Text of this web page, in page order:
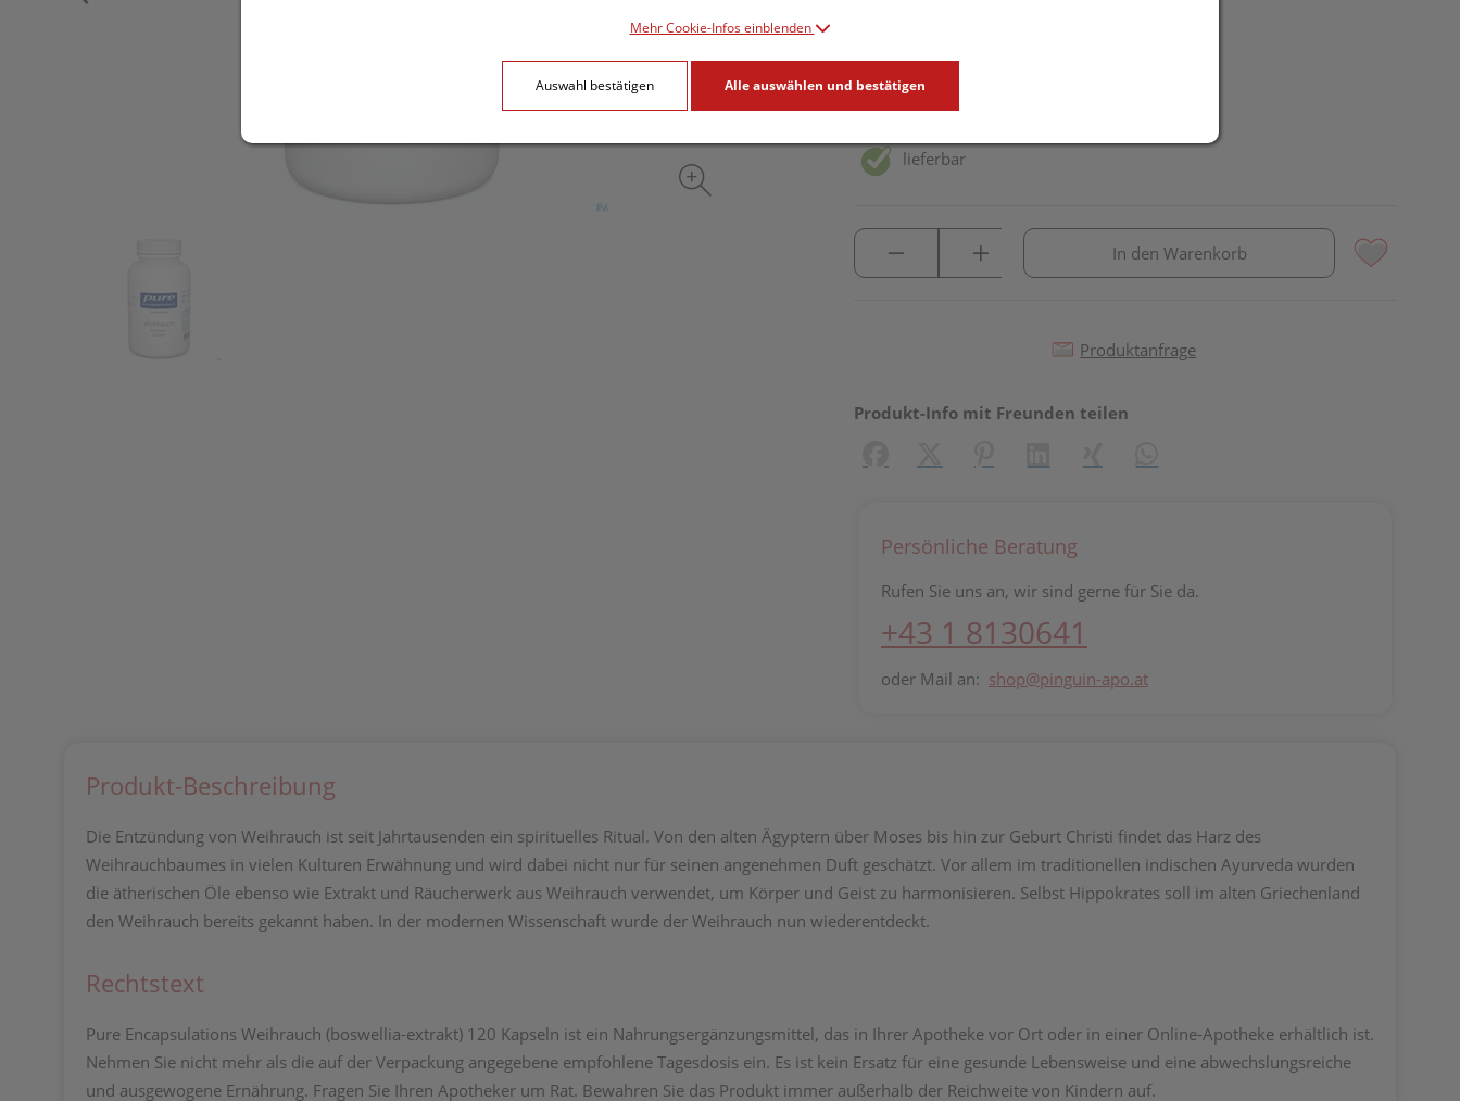
lieferbar
In den Warenkorb
Produktanfrage
Produkt-Info mit Freunden teilen
Persönliche Beratung
Rufen Sie uns an, wir sind gerne für Sie da.
+43 1 8130641
oder Mail an: shop@pinguin-apo.at
Produkt-Beschreibung
Die Entzündung von Weihrauch ist seit Jahrtausenden ein spirituelles Ritual. Von den alten Ägyptern über Moses bis hin zur Geburt Christi findet das Harz des
Weihrauchbaumes in vielen Kulturen Erwähnung und wird dabei nicht nur für seinen angenehmen Duft geschätzt. Vor allem im traditionellen indischen Ayurveda wurden
die ätherischen Öle ebenso wie Extrakt und Räucherwerk aus Weihrauch verwendet, um Körper und Geist zu harmonisieren. Selbst Hippokrates soll im alten Griechenland
den Weihrauch bereits gekannt haben. In der modernen Wissenschaft wurde der Weihrauch nun wiederentdeckt.
Rechtstext
Pure Encapsulations Weihrauch (boswellia-extrakt) 120 Kapseln ist ein Nahrungsergänzungsmittel, das in Ihrer Apotheke vor Ort oder in einer Online-Apotheke erhältlich ist.
Nehmen Sie nicht mehr als die auf der Verpackung angegebene empfohlene Tagesdosis ein. Es ist kein Ersatz für eine gesunde Lebensweise und eine abwechslungsreiche
und ausgewogene Ernährung. Fragen Sie Ihren Apotheker um Rat. Bewahren Sie das Produkt immer außerhalb der Reichweite von Kindern auf.
Mehr Cookie-Infos einblenden
Auswahl bestätigen Alle auswählen und bestätigen